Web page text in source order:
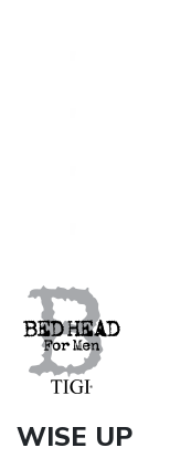
WISE UP